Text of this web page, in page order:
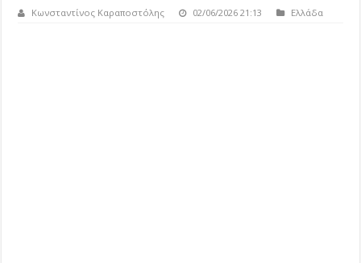
Κωνσταντίνος Καραποστόλης 02/06/2026 21:13 Ελλάδα